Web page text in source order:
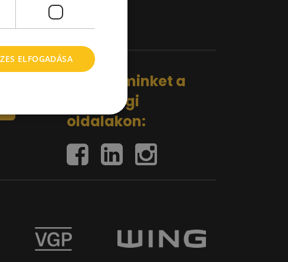
Kövess minket a
közösségi
oldalakon:
ELFOGADÁSA